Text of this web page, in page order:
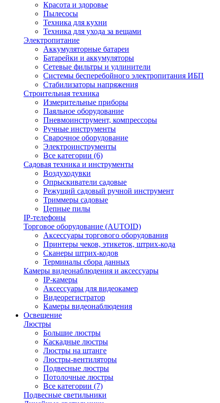
Красота и здоровье
Пылесосы
Техника для кухни
Техника для ухода за вещами
Электропитание
Аккумуляторные батареи
Батарейки и аккумуляторы
Сетевые фильтры и удлинители
Системы бесперебойного электропитания ИБП
Стабилизаторы напряжения
Строительная техника
Измерительные приборы
Паяльное оборудование
Пневмоинструмент, компрессоры
Ручные инструменты
Сварочное оборудование
Электроинструменты
Все категории (6)
Садовая техника и инструменты
Воздуходувки
Опрыскиватели садовые
Режущий садовый ручной инструмент
Триммеры садовые
Цепные пилы
IP-телефоны
Торговое оборудование (AUTOID)
Аксессуары торгового оборудования
Принтеры чеков, этикеток, штрих-кода
Сканеры штрих-кодов
Терминалы сбора данных
Камеры видеонаблюдения и аксессуары
IP-камеры
Аксессуары для видеокамер
Видеорегистратор
Камеры видеонаблюдения
Освещение
Люстры
Большие люстры
Каскадные люстры
Люстры на штанге
Люстры-вентиляторы
Подвесные люстры
Потолочные люстры
Все категории (7)
Подвесные светильники